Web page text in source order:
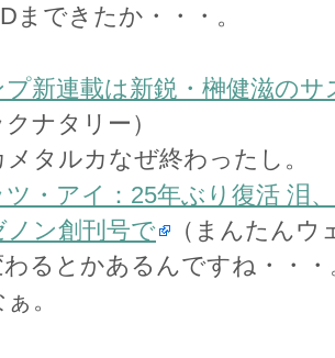
まできたか・・・。
プ新連載は新鋭・榊健滋の
クナタリー）
メタルカなぜ終わったし。
ツ・アイ：25年ぶり復活 泪
ノン創刊号で
（まんたんウ
るとかあるんですね・・
。